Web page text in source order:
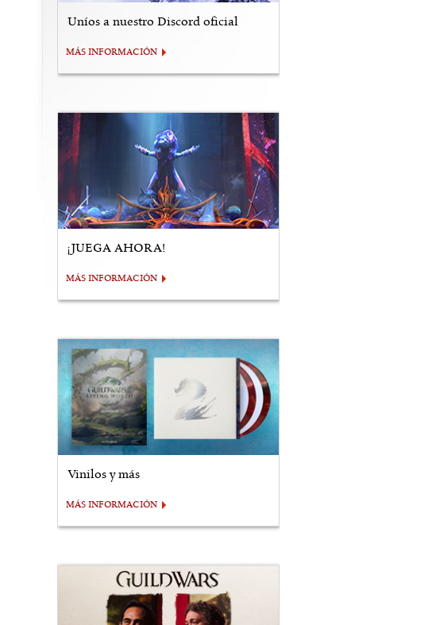
Uníos a nuestro Discord oficial
MÁS INFORMACIÓN
¡JUEGA AHORA!
MÁS INFORMACIÓN
Vinilos y más
MÁS INFORMACIÓN